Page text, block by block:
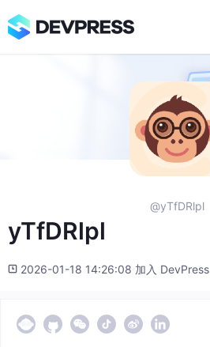
@yTfDRlpl
yTfDRlpl
2026-01-18 14:26:08 加入 DevPress